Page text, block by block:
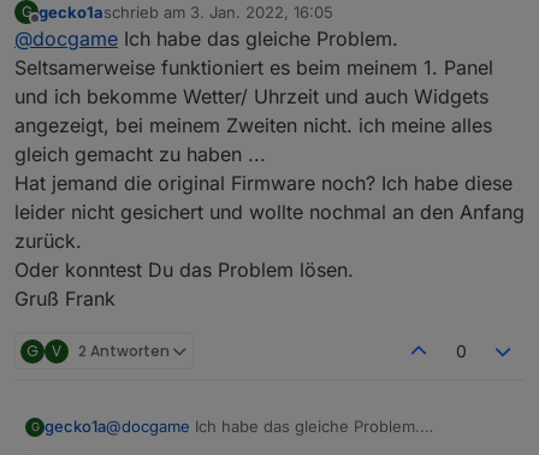
Habe dann das ganze mit der "tasmota32-
nspanel.bin" geflasht. Zuerst sah alles gut aus. Die
Analogtemperatur zeigt allerdings Minusgrade an
(Bin in einem 20 Grad warmen Zimmer) und die
ESP-Temperatur erscheint mir auch zu hoch. Die
Relays kann ich schalten. Was aber extrem
ungünstig ist, ist die Tatsache das das Display keine
Uhrzeit und keine Temperatur anzeigt. Wenn ich
nach rechts und links Swipe sind die Widgets
verschwunden und da steht, das ich mich mit der
erneutes Verbinden geht auch nicht meht.
ist das swipen am Touchdisplay und die 2 Tasten
Ich habe auch schon ein Update auf die normale
G
Offline
gecko1aschrieb am 3. Jan. 2022, 16:05
zuletzt editiert von
@docgame Ich habe das gleiche Problem.
Seltsamerweise funktioniert es beim meinem 1. Panel
und ich bekomme Wetter/ Uhrzeit und auch Widgets
angezeigt, bei meinem Zweiten nicht. ich meine alles
gleich gemacht zu haben ...
Hat jemand die original Firmware noch? Ich habe diese
leider nicht gesichert und wollte nochmal an den Anfang
zurück.
Oder konntest Du das Problem lösen.
Gruß Frank
G V 2 Antworten 0
G gecko1a@docgame Ich habe das gleiche Problem.